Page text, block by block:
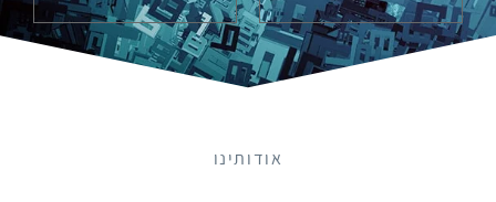
אודותינו